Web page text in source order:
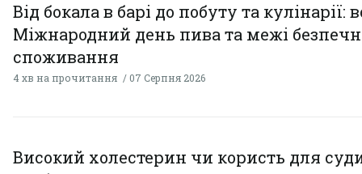
Від бокала в барі до побуту та кулінарії:
Міжнародний день пива та межі
споживання
4 хв на прочитання 07 Серпня 2026
Високий холестерин чи користь для